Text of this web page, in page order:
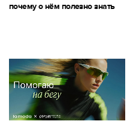
почему о нём полезно знать